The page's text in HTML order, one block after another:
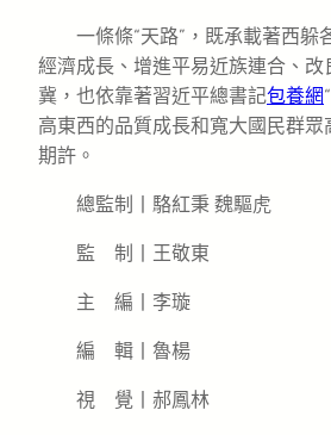
一條條“天路”，既承載著西躲
經濟成長、增進平易近族連合、改
冀，也依靠著習近平總書記包養網
高東西的品質成長和寬大國民群眾
期許。
總監制丨駱紅秉 魏驅虎
監 制丨王敬東
主 編丨李璇
編 輯丨魯楊
視 覺丨郝鳳林